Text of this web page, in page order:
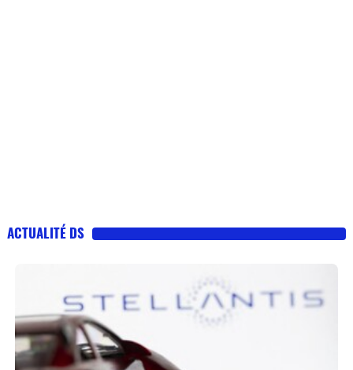
ACTUALITÉ DS